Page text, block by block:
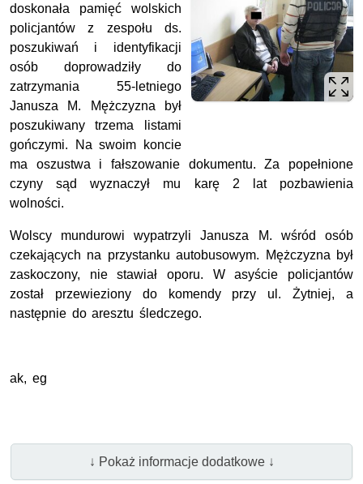
doskonała pamięć wolskich
policjantów z zespołu ds.
poszukiwań i identyfikacji
osób doprowadziły do
zatrzymania 55-letniego
Janusza M. Mężczyzna był
poszukiwany trzema listami
gończymi. Na swoim koncie
ma oszustwa i fałszowanie dokumentu. Za popełnione
czyny sąd wyznaczył mu karę 2 lat pozbawienia
wolności.
Wolscy mundurowi wypatrzyli Janusza M. wśród osób
czekających na przystanku autobusowym. Mężczyzna był
zaskoczony, nie stawiał oporu. W asyście policjantów
został przewieziony do komendy przy ul. Żytniej, a
następnie do aresztu śledczego.
ak, eg
↓ Pokaż informacje dodatkowe ↓